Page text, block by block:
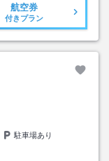
航空券
付きプラン
駐車場あり